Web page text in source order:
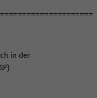
in der